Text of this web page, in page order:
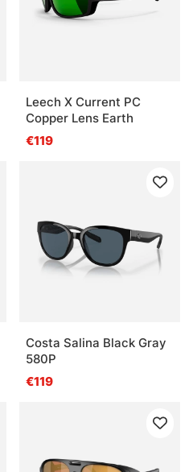
Leech X Current PC
Copper Lens Earth
€119
Costa Salina Black Gray
580P
€119